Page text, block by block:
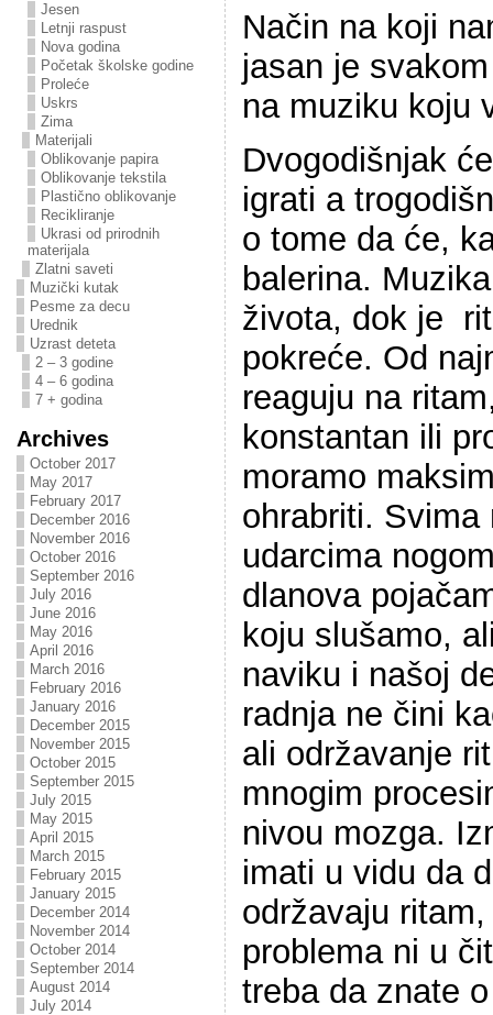
Jesen
Letnji raspust
Nova godina
Početak školske godine
Proleće
Uskrs
Zima
Materijali
Oblikovanje papira
Oblikovanje tekstila
Plastično oblikovanje
Recikliranje
Ukrasi od prirodnih
materijala
Zlatni saveti
Muzički kutak
Pesme za decu
Urednik
Uzrast deteta
2 – 3 godine
4 – 6 godina
7 + godina
Archives
October 2017
May 2017
February 2017
December 2016
November 2016
October 2016
September 2016
July 2016
June 2016
May 2016
April 2016
March 2016
February 2016
January 2016
December 2015
November 2015
October 2015
September 2015
July 2015
May 2015
April 2015
March 2015
February 2015
January 2015
December 2014
November 2014
October 2014
September 2014
August 2014
July 2014
Način na koji
jasan je
na muziku koju
Dvogodišnjak
igrati a
o tome da će,
balerina.
života, dok je
pokreće. Od
reaguju na
konstantan ili
moramo
ohrabriti. Svima
udarcima
dlanova
koju slušamo,
naviku i našoj
radnja ne čini
ali održavanje
mnogim
nivou mozga.
imati u vidu da
održavaju
problema ni u
treba da znate